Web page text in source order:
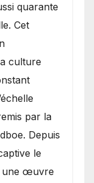
quarante
Cet
culture
par la
Depuis
le
une œuvre